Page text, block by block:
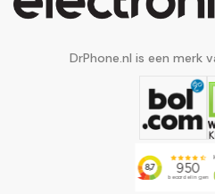
DrPhone.nl is een merk